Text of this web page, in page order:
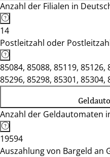
Anzahl der Filialen in
14
Postleitzahl oder
85084, 85088, 85119, 85126,
85296, 85298, 85301, 85304,
Anzahl der Geldautomaten
19594
Auszahlung von Bargeld an